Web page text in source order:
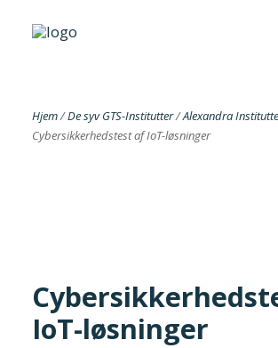
Foreningen
Hjem/De syv GTS-Institutter/Alexandra
Cybersikkerhedstest af IoT-løsninger
IoT-løsninger